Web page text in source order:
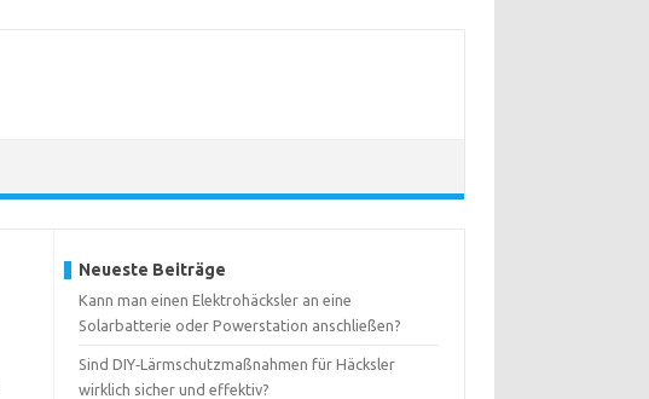
Neueste Beiträge
Kann man einen Elektrohäcksler an eine
Solarbatterie oder Powerstation anschließen?
Sind DIY‑Lärmschutzmaßnahmen für Häcksler
wirklich sicher und effektiv?